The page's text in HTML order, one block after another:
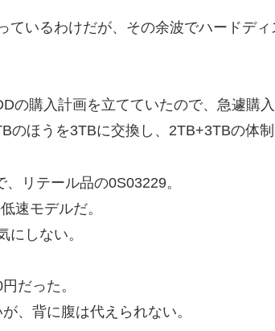
ているわけだが、その余波でハードデ
の購入計画を立てていたので、急遽購入
のほうを3TBに交換し、2TB+3TBの体制
リテール品の0S03229。
速モデルだ。
にしない。
だった。
、背に腹は代えられない。